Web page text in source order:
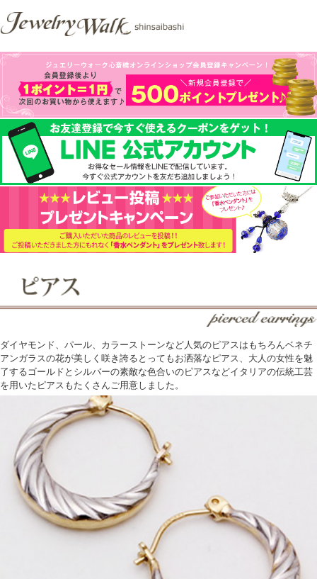
ダイヤモンド、パール、カラーストーンなど人気のピアスはもちろんベネチ
アンガラスの花が美しく咲き誇るとってもお洒落なピアス、大人の女性を魅
了するゴールドとシルバーの素敵な色合いのピアスなどイタリアの伝統工芸
を用いたピアスもたくさんご用意しました。